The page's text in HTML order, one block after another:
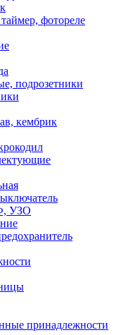
фотореле
подрозетники
кембрик
УЗО
принадлежности